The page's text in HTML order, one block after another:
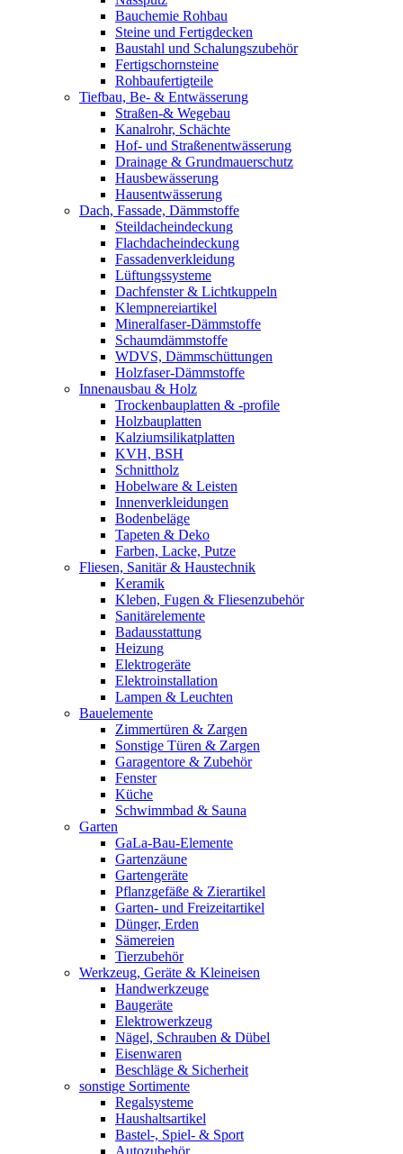
Bauchemie Rohbau
Steine und Fertigdecken
Baustahl und Schalungszubehör
Fertigschornsteine
Rohbaufertigteile
Tiefbau, Be- & Entwässerung
Straßen-& Wegebau
Kanalrohr, Schächte
Hof- und Straßenentwässerung
Drainage & Grundmauerschutz
Hausbewässerung
Hausentwässerung
Dach, Fassade, Dämmstoffe
Steildacheindeckung
Flachdacheindeckung
Fassadenverkleidung
Lüftungssysteme
Dachfenster & Lichtkuppeln
Klempnereiartikel
Mineralfaser-Dämmstoffe
Schaumdämmstoffe
WDVS, Dämmschüttungen
Holzfaser-Dämmstoffe
Innenausbau & Holz
Trockenbauplatten & -profile
Holzbauplatten
Kalziumsilikatplatten
KVH, BSH
Schnittholz
Hobelware & Leisten
Innenverkleidungen
Bodenbeläge
Tapeten & Deko
Farben, Lacke, Putze
Fliesen, Sanitär & Haustechnik
Keramik
Kleben, Fugen & Fliesenzubehör
Sanitärelemente
Badausstattung
Heizung
Elektrogeräte
Elektroinstallation
Lampen & Leuchten
Bauelemente
Zimmertüren & Zargen
Sonstige Türen & Zargen
Garagentore & Zubehör
Fenster
Küche
Schwimmbad & Sauna
Garten
GaLa-Bau-Elemente
Gartenzäune
Gartengeräte
Pflanzgefäße & Zierartikel
Garten- und Freizeitartikel
Dünger, Erden
Sämereien
Tierzubehör
Werkzeug, Geräte & Kleineisen
Handwerkzeuge
Baugeräte
Elektrowerkzeug
Nägel, Schrauben & Dübel
Eisenwaren
Beschläge & Sicherheit
sonstige Sortimente
Regalsysteme
Haushaltsartikel
Bastel-, Spiel- & Sport
Autozubehör